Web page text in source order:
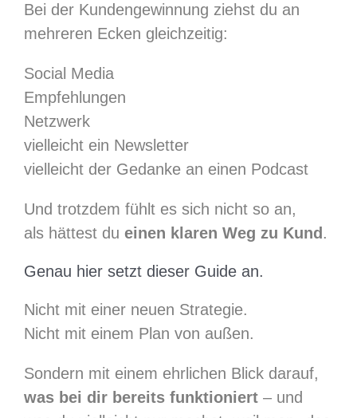
Bei der Kundengewinnung ziehst du an
mehreren Ecken gleichzeitig:
Social Media
Empfehlungen
Netzwerk
vielleicht ein Newsletter
vielleicht der Gedanke an einen Podcast
Und trotzdem fühlt es sich nicht so an,
als hättest du einen klaren Weg zu Kund .
Genau hier setzt dieser Guide an.
Nicht mit einer neuen Strategie.
Nicht mit einem Plan von außen.
Sondern mit einem ehrlichen Blick darauf,
was bei dir bereits funktioniert– und